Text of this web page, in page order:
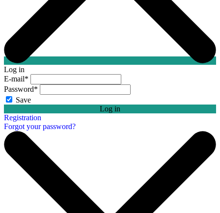
Log in
E-mail*
Password*
Save
Log in
Registration
Forgot your password?